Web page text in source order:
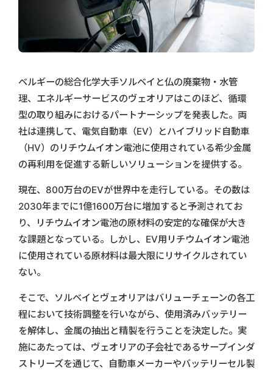
ベルギーの総合化学大手ソルベイと仏の廃棄物・水管
理、エネルギーサービスのヴェオリアはこのほど、循環
型の取り組みにおけるパートナーシップを発表した。両
社は連携して、電気自動車（EV）とハイブリッド自動車
（HV）のリチウムイオン電池に使用されている希少金属
の再利用を促進する新しいソリューションを提供する。
現在、800万台のEVが世界中を走行している。その数は
2030年までに1億1600万台に増加すると予測されてお
り、リチウムイオン電池の原材料の安定的な確保が大き
な課題となっている。しかし、EV用リチウムイオン電池
に使用されている原材料は最大限にリサイクルされてい
ない。
そこで、ソルベイとヴェオリアはバリューチェーンの各工
程において技術調整を行いながら、使用済みバッテリー
を解体し、金属の抽出と精製を行うことを決定した。実
施にあたっては、ヴェオリアの子会社であるサープインダ
ストリーズを通じて、自動車メーカーやバッテリーセル製